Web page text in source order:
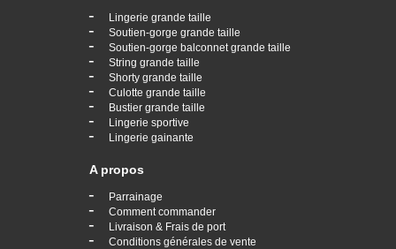
- Lingerie grande taille
- Soutien-gorge grande taille
- Soutien-gorge balconnet grande taille
- String grande taille
- Shorty grande taille
- Culotte grande taille
- Bustier grande taille
- Lingerie sportive
- Lingerie gainante
A propos
- Parrainage
- Comment commander
- Livraison & Frais de port
- Conditions générales de vente